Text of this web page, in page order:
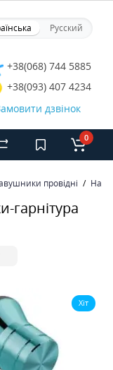
Русский
+38(068) 744 5885
+38(093) 407 4234
дзвінок
0
провідні
гарнітура
Хіт